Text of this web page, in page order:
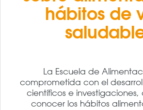
hábitos de
La Escuela de
comprometida con el
científicos e investigaciones,
conocer los hábitos